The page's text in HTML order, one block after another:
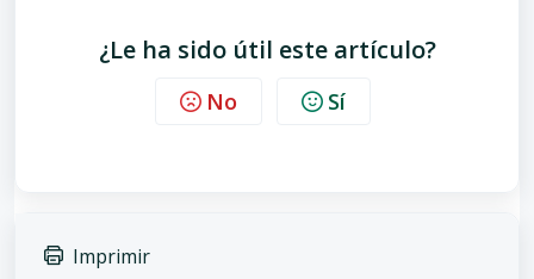
¿Le ha sido útil este artículo?
No Sí
Imprimir